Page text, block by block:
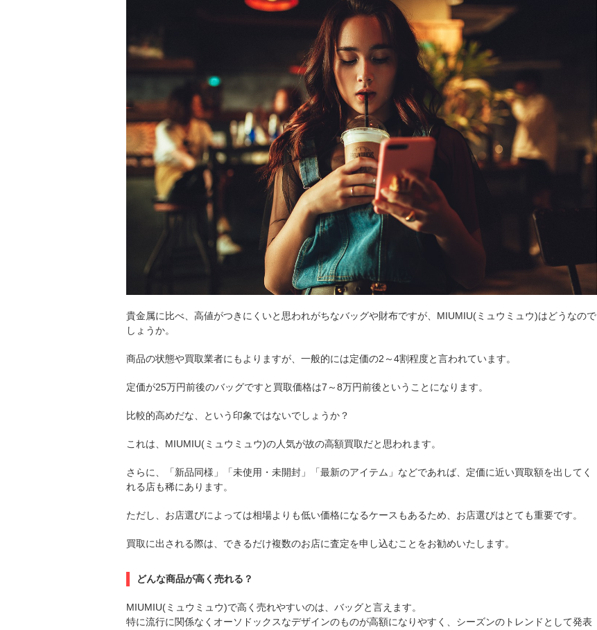
貴金属に比べ、高値がつきにくいと思われがちなバッグや財布ですが、MIUMIU(ミュウミュウ)はどうなので
しょうか。
商品の状態や買取業者にもよりますが、一般的には定価の2～4割程度と言われています。
定価が25万円前後のバッグですと買取価格は7～8万円前後ということになります。
比較的高めだな、という印象ではないでしょうか？
これは、MIUMIU(ミュウミュウ)の人気が故の高額買取だと思われます。
さらに、「新品同様」「未使用・未開封」「最新のアイテム」などであれば、定価に近い買取額を出してく
れる店も稀にあります。
ただし、お店選びによっては相場よりも低い価格になるケースもあるため、お店選びはとても重要です。
買取に出される際は、できるだけ複数のお店に査定を申し込むことをお勧めいたします。
どんな商品が高く売れる？
MIUMIU(ミュウミュウ)で高く売れやすいのは、バッグと言えます。
特に流行に関係なくオーソドックスなデザインのものが高額になりやすく、シーズンのトレンドとして発表